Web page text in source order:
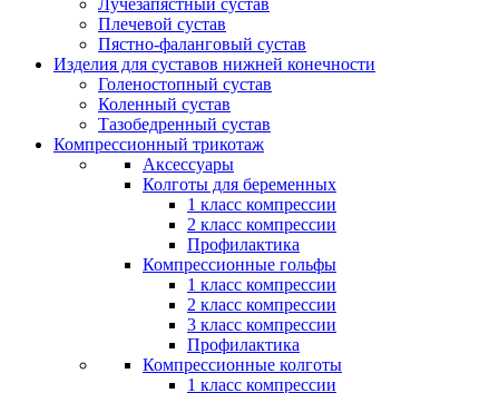
Лучезапястный сустав
Плечевой сустав
Пястно-фаланговый сустав
Изделия для суставов нижней конечности
Голеностопный сустав
Коленный сустав
Тазобедренный сустав
Компрессионный трикотаж
Аксессуары
Колготы для беременных
1 класс компрессии
2 класс компрессии
Профилактика
Компрессионные гольфы
1 класс компрессии
2 класс компрессии
3 класс компрессии
Профилактика
Компрессионные колготы
1 класс компрессии